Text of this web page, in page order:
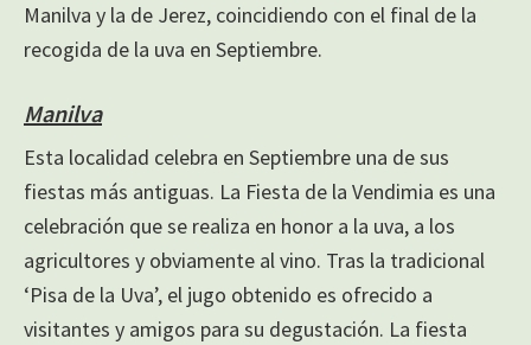
Manilva y la de Jerez, coincidiendo con el final de la
recogida de la uva en Septiembre.
Manilva
Esta localidad celebra en Septiembre una de sus
fiestas más antiguas. La Fiesta de la Vendimia es una
celebración que se realiza en honor a la uva, a los
agricultores y obviamente al vino. Tras la tradicional
‘Pisa de la Uva’, el jugo obtenido es ofrecido a
visitantes y amigos para su degustación. La fiesta